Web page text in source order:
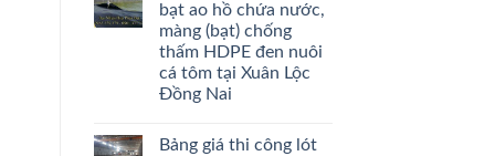
bạt ao hồ chứa nước,
màng (bạt) chống
thấm HDPE đen nuôi
cá tôm tại Xuân Lộc
Đồng Nai
Bảng giá thi công lót